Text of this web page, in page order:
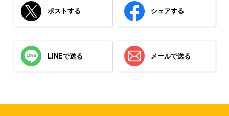
ポストする シェアする
LINEで送る メールで送る